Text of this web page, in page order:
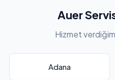
Auer
Hizmet
Adana